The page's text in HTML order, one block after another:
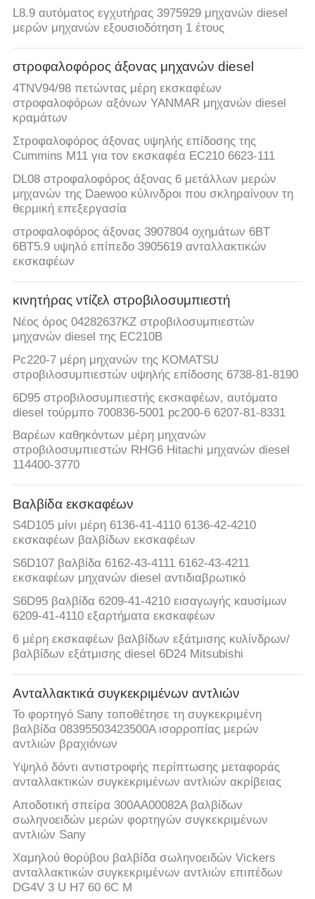
L8.9 αυτόματος εγχυτήρας 3975929 μηχανών diesel
μερών μηχανών εξουσιοδότηση 1 έτους
στροφαλοφόρος άξονας μηχανών diesel
4TNV94/98 πετώντας μέρη εκσκαφέων
στροφαλοφόρων αξόνων YANMAR μηχανών diesel
κραμάτων
Στροφαλοφόρος άξονας υψηλής επίδοσης της
Cummins M11 για τον εκσκαφέα EC210 6623-111
DL08 στροφαλοφόρος άξονας 6 μετάλλων μερών
μηχανών της Daewoo κύλινδροι που σκληραίνουν τη
θερμική επεξεργασία
στροφαλοφόρος άξονας 3907804 οχημάτων 6BT
6BT5.9 υψηλό επίπεδο 3905619 ανταλλακτικών
εκσκαφέων
κινητήρας ντίζελ στροβιλοσυμπιεστή
Νέος όρος 04282637KZ στροβιλοσυμπιεστών
μηχανών diesel της EC210B
Pc220-7 μέρη μηχανών της KOMATSU
στροβιλοσυμπιεστών υψηλής επίδοσης 6738-81-8190
6D95 στροβιλοσυμπιεστής εκσκαφέων, αυτόματο
diesel τούρμπο 700836-5001 pc200-6 6207-81-8331
Βαρέων καθηκόντων μέρη μηχανών
στροβιλοσυμπιεστών RHG6 Hitachi μηχανών diesel
114400-3770
Βαλβίδα εκσκαφέων
S4D105 μίνι μέρη 6136-41-4110 6136-42-4210
εκσκαφέων βαλβίδων εκσκαφέων
S6D107 βαλβίδα 6162-43-4111 6162-43-4211
εκσκαφέων μηχανών diesel αντιδιαβρωτικό
S6D95 βαλβίδα 6209-41-4210 εισαγωγής καυσίμων
6209-41-4110 εξαρτήματα εκσκαφέων
6 μέρη εκσκαφέων βαλβίδων εξάτμισης κυλίνδρων/
βαλβίδων εξάτμισης diesel 6D24 Mitsubishi
Ανταλλακτικά συγκεκριμένων αντλιών
Το φορτηγό Sany τοποθέτησε τη συγκεκριμένη
βαλβίδα 08395503423500A ισορροπίας μερών
αντλιών βραχιόνων
Υψηλό δόντι αντιστροφής περίπτωσης μεταφοράς
ανταλλακτικών συγκεκριμένων αντλιών ακρίβειας
Αποδοτική σπείρα 300AA00082A βαλβίδων
σωληνοειδών μερών φορτηγών συγκεκριμένων
αντλιών Sany
Χαμηλού θορύβου βαλβίδα σωληνοειδών Vickers
ανταλλακτικών συγκεκριμένων αντλιών επιπέδων
DG4V 3 U H7 60 6C Μ